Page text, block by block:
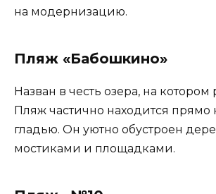
на модернизацию.
Пляж «Бабошкино»
Назван в честь озера, на
Пляж частично находится прямо
гладью. Он уютно обустроен
мостиками и площадками.